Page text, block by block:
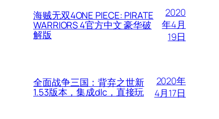
海贼无双4ONE PIECE: PIRATE
WARRIORS 4官方中文 豪华破
解版
2020
年4月
19日
全面战争三国：背弃之世新
1.53版本，集成dlc，直接玩
2020年
4月17日